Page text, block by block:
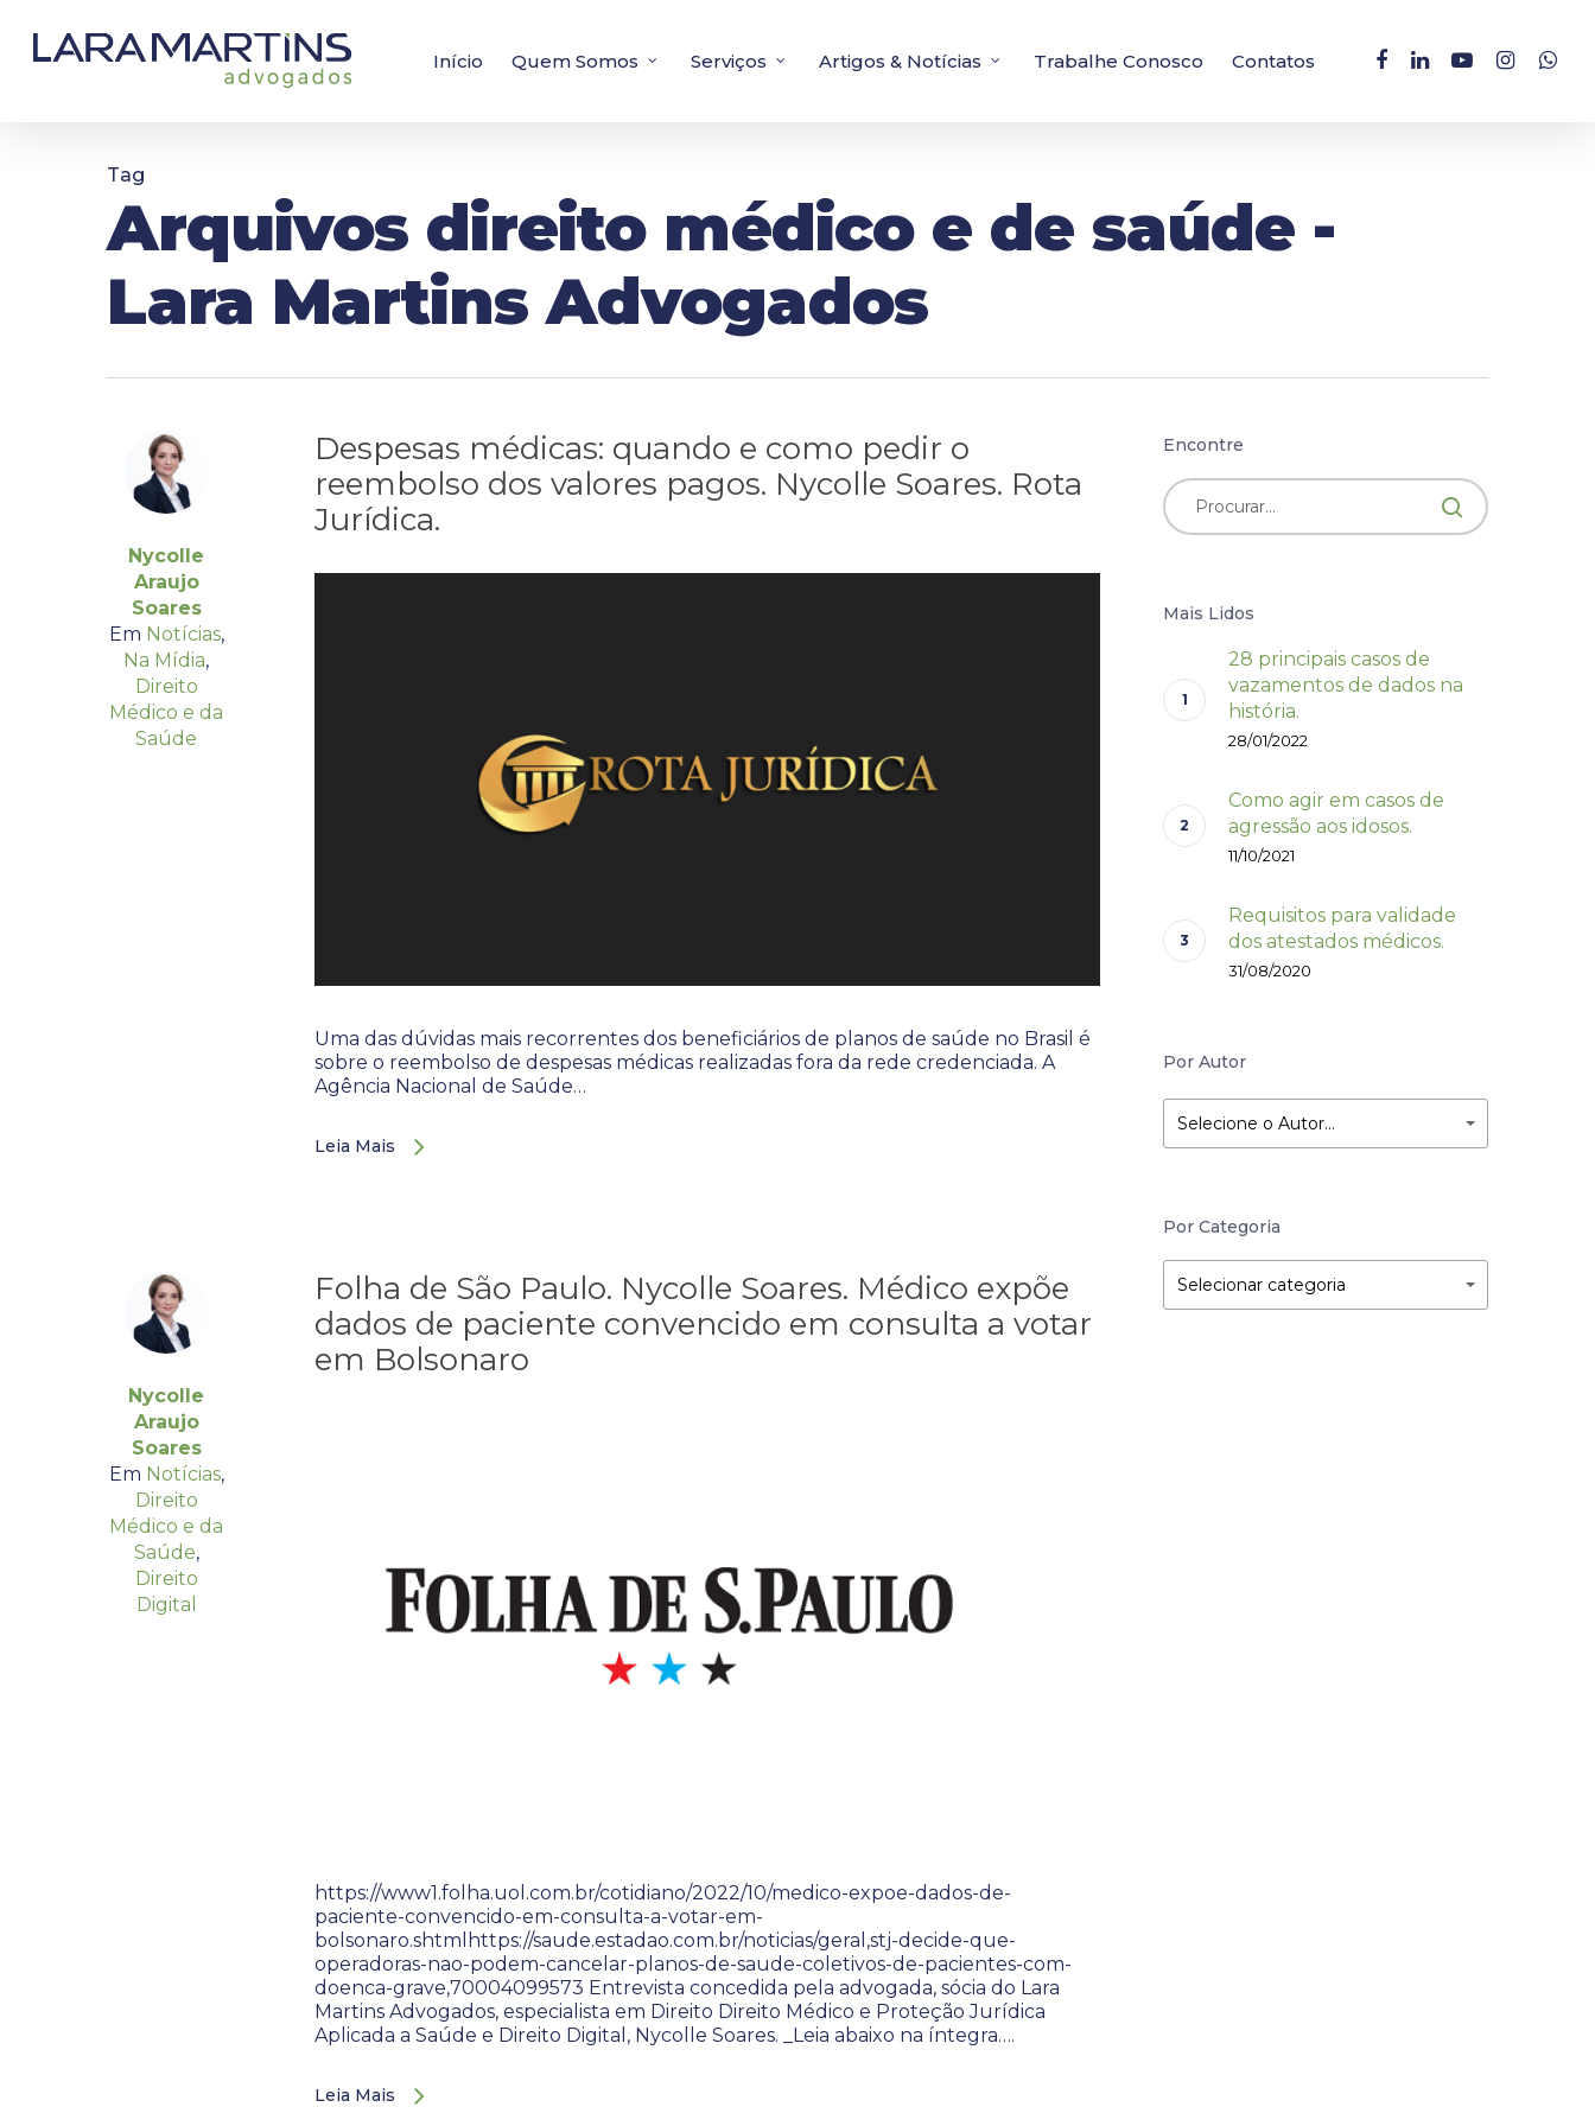
main
Início Quem Somos Serviços Artigos & Notícias Trabalhe Conosco Contatos facebooklinkedinyoutubeinstagram
Tag
Arquivos direito médico e de saúde -
Lara Martins Advogados
Nycolle
Araujo
Soares
Em Notícias,
Na Mídia,
Direito
Médico e da
Saúde
Despesas médicas: quando e como pedir o
reembolso dos valores pagos. Nycolle Soares. Rota
Jurídica.
Uma das dúvidas mais recorrentes dos beneficiários de planos de saúde no Brasil é
sobre o reembolso de despesas médicas realizadas fora da rede credenciada. A
Agência Nacional de Saúde…
Leia Mais
Nycolle
Araujo
Soares
Em Notícias,
Direito
Médico e da
Saúde,
Direito
Digital
Folha de São Paulo. Nycolle Soares. Médico expõe
dados de paciente convencido em consulta a votar
em Bolsonaro
https://www1.folha.uol.com.br/cotidiano/2022/10/medico-expoe-dados-de-
paciente-convencido-em-consulta-a-votar-em-
bolsonaro.shtmlhttps://saude.estadao.com.br/noticias/geral,stj-decide-que-
operadoras-nao-podem-cancelar-planos-de-saude-coletivos-de-pacientes-com-
doenca-grave,70004099573 Entrevista concedida pela advogada, sócia do Lara
Martins Advogados, especialista em Direito Direito Médico e Proteção Jurídica
Aplicada a Saúde e Direito Digital, Nycolle Soares. _Leia abaixo na íntegra….
Leia Mais
Encontre
Mais Lidos
28 principais casos de
vazamentos de dados na
história.
28/01/2022
Como agir em casos de
agressão aos idosos.
11/10/2021
Requisitos para validade
dos atestados médicos.
31/08/2020
Por Autor
Selecione o Autor…
Por Categoria
Por
Categoria
Selecionar categoria
Categoria